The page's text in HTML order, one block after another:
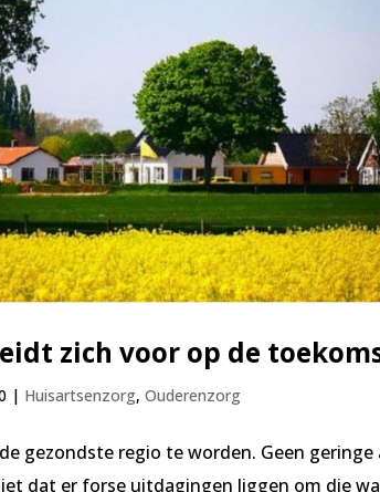
zich voor op de
| Huisartsenzorg,Ouderenzorg
gezondste regio te worden. Geen
dat er forse uitdagingen liggen om die